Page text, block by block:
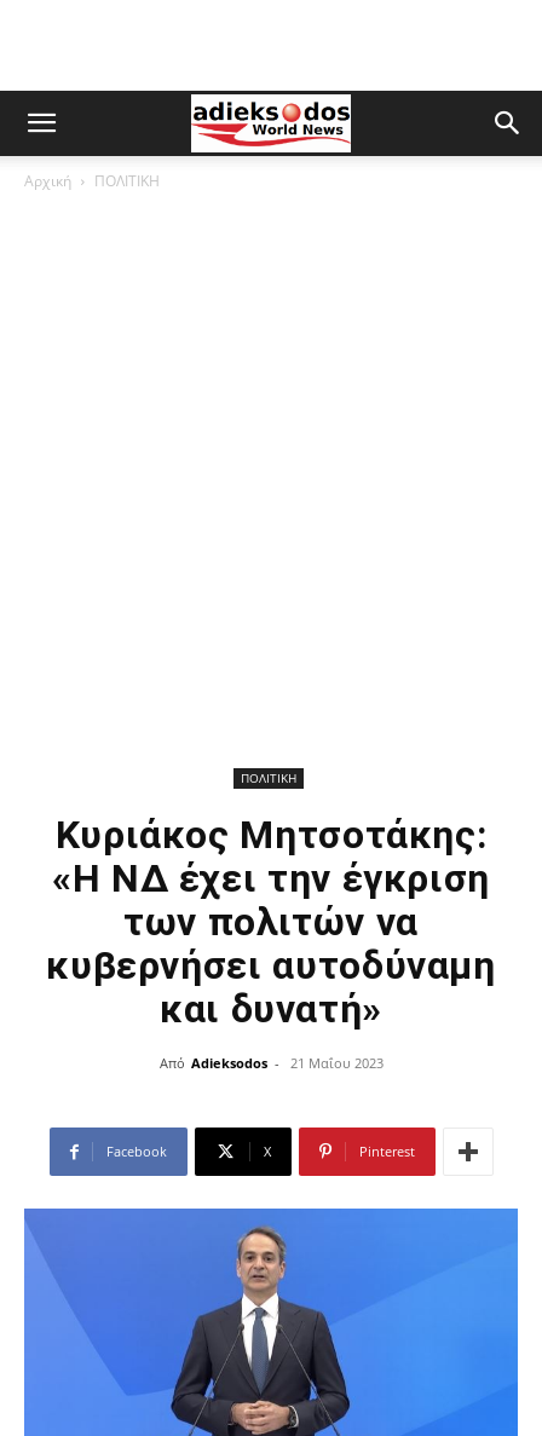
Αρχική ΠΟΛΙΤΙΚΗ
ΠΟΛΙΤΙΚΗ
Κυριάκος Μητσοτάκης:
«Η ΝΔ έχει την έγκριση
των πολιτών να
κυβερνήσει αυτοδύναμη
και δυνατή»
Από Adieksodos - 21 Μαΐου 2023
Facebook X Pinterest